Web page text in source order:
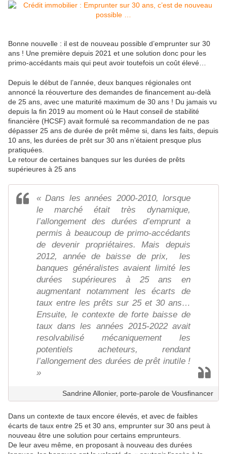
Bonne nouvelle : il est de nouveau possible d’emprunter sur 30
ans ! Une première depuis 2021 et une solution donc pour les
primo-accédants mais qui peut avoir toutefois un coût élevé…
Depuis le début de l’année, deux banques régionales ont
annoncé la réouverture des demandes de financement au-delà
de 25 ans, avec une maturité maximum de 30 ans ! Du jamais vu
depuis la fin 2019 au moment où le Haut conseil de stabilité
financière (HCSF) avait formulé sa recommandation de ne pas
dépasser 25 ans de durée de prêt même si, dans les faits, depuis
10 ans, les durées de prêt sur 30 ans n’étaient presque plus
pratiquées.
Le retour de certaines banques sur les durées de prêts
supérieures à 25 ans
« Dans les années 2000-2010, lorsque
le marché était très dynamique,
l’allongement des durées d’emprunt a
permis à beaucoup de primo-accédants
de devenir propriétaires. Mais depuis
2012, année de baisse de prix, les
banques généralistes avaient limité les
durées supérieures à 25 ans en
augmentant notamment les écarts de
taux entre les prêts sur 25 et 30 ans…
Ensuite, le contexte de forte baisse de
taux dans les années 2015-2022 avait
resolvabilisé mécaniquement les
potentiels acheteurs, rendant
l’allongement des durées de prêt inutile !
»
Sandrine Allonier, porte-parole de Vousfinancer
Dans un contexte de taux encore élevés, et avec de faibles
écarts de taux entre 25 et 30 ans, emprunter sur 30 ans peut à
nouveau être une solution pour certains emprunteurs.
De leur aveu même, en proposant à nouveau des durées